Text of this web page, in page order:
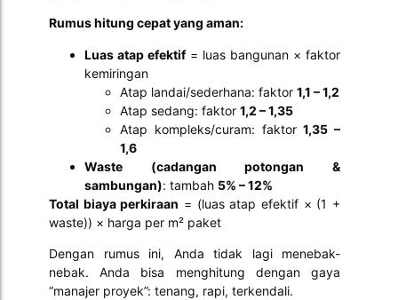
Rumus hitung cepat yang aman:
Luas atap efektif= luas bangunan × faktor
kemiringan
Atap landai/sederhana: faktor 1,1 – 1,2
Atap sedang: faktor 1,2 – 1,35
Atap kompleks/curam: faktor1,35 –
1,6
Waste (cadangan potongan &
sambungan): tambah 5% – 12%
Total biaya perkiraan = (luas atap efektif × (1 +
waste)) × harga per m² paket
Dengan rumus ini, Anda tidak lagi menebak-
nebak. Anda bisa menghitung dengan gaya
“manajer proyek”: tenang, rapi, terkendali.